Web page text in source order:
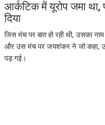
आर्कटिक में यूरोप जमा
दिया
जिस मंच पर बात हो रही थी, उसका
और उस मंच पर जयशंकर ने जो कहा,
पड़ गई।